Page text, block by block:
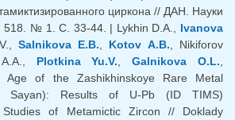
циркона // ДАН. Науки
№ 1. С. 33-44. | Lykhin D.A., Ivanova
Salnikova E.B. Kotov A.B. , Nikiforov
Plotkina Yu.V. ,Galnikova O.L.
Age of the Zashikhinskoye Rare Metal
Sayan): Results of U-Pb (ID TIMS)
Studies of Metamictic Zircon // Doklady